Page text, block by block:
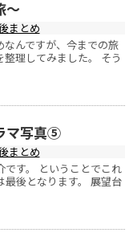
～
まとめ
なんですが、今までの旅
理してみました。 そう
マ写真⑤
まとめ
です。 ということでこれ
最後となります。 展望台